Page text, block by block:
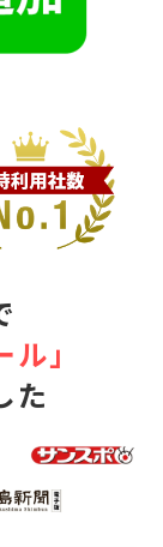
ル｣
た